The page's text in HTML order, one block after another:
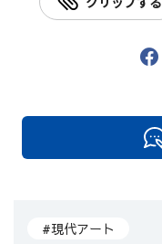
#現代アート